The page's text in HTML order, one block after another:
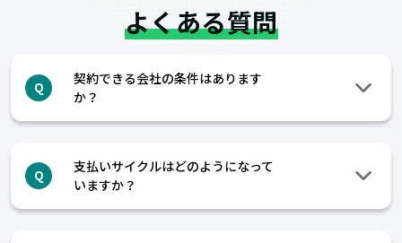
よくある質問
Q
契約できる会社の条件はあります
か？
Q
支払いサイクルはどのようになって
いますか？